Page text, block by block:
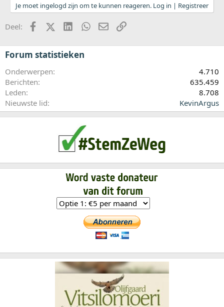
Je moet ingelogd zijn om te kunnen reageren. Log in | Registreer
Deel: FacebookX (Twitter)LinkedInWhatsApp
E-mailkoppeling
Forum statistieken
Onderwerpen
4.710
Berichten
635.459
Leden
8.708
Nieuwste lid
KevinArgus